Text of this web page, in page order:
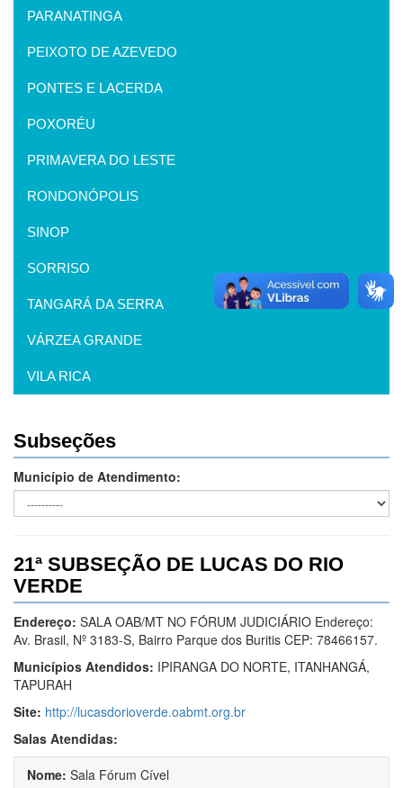
PARANATINGA
PEIXOTO DE AZEVEDO
PONTES E LACERDA
POXORÉU
PRIMAVERA DO LESTE
RONDONÓPOLIS
SINOP
SORRISO
TANGARÁ DA SERRA
VÁRZEA GRANDE
VILA RICA
Subseções
Município de Atendimento:
21ª SUBSEÇÃO DE LUCAS DO RIO
VERDE
Endereço: SALA OAB/MT NO FÓRUM JUDICIÁRIO Endereço:
Av. Brasil, Nº 3183-S, Bairro Parque dos Buritis CEP: 78466157.
Municípios Atendidos: IPIRANGA DO NORTE, ITANHANGÁ,
TAPURAH
Site: http://lucasdorioverde.oabmt.org.br
Salas Atendidas:
Nome: Sala Fórum Cível